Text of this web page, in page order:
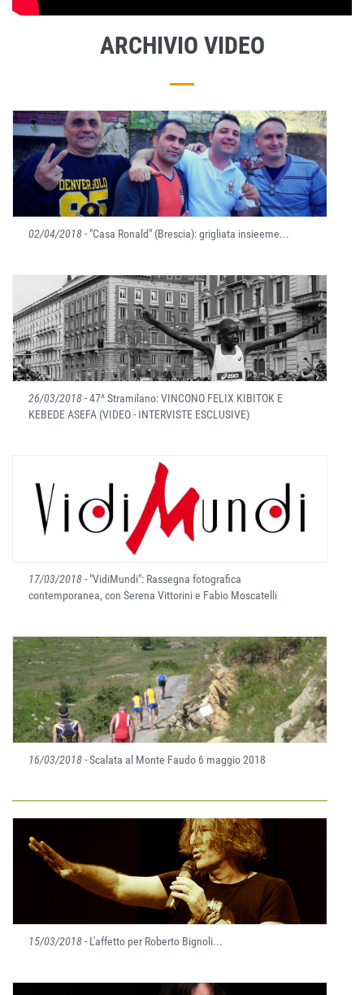
ARCHIVIO VIDEO
02/04/2018- "Casa Ronald" (Brescia): grigliata insieeme...
26/03/2018- 47^ Stramilano: VINCONO FELIX KIBITOK E
KEBEDE ASEFA (VIDEO - INTERVISTE ESCLUSIVE)
17/03/2018- "VidiMundi": Rassegna fotografica
contemporanea, con Serena Vittorini e Fabio Moscatelli
16/03/2018- Scalata al Monte Faudo 6 maggio 2018
15/03/2018- L'affetto per Roberto Bignoli...